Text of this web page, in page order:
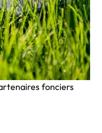
fonciers